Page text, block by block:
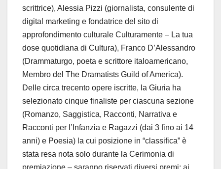
scrittrice), Alessia Pizzi (giornalista, consulente di
digital marketing e fondatrice del sito di
approfondimento culturale Culturamente – La tua
dose quotidiana di Cultura), Franco D’Alessandro
(Drammaturgo, poeta e scrittore italoamericano,
Membro del The Dramatists Guild of America).
Delle circa trecento opere iscritte, la Giuria ha
selezionato cinque finaliste per ciascuna sezione
(Romanzo, Saggistica, Racconti, Narrativa e
Racconti per l’Infanzia e Ragazzi (dai 3 fino ai 14
anni) e Poesia) la cui posizione in “classifica” è
stata resa nota solo durante la Cerimonia di